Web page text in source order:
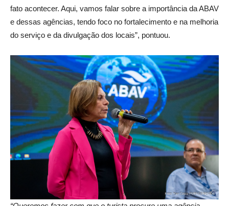
fato acontecer. Aqui, vamos falar sobre a importância da ABAV
e dessas agências, tendo foco no fortalecimento e na melhoria
do serviço e da divulgação dos locais”, pontuou.